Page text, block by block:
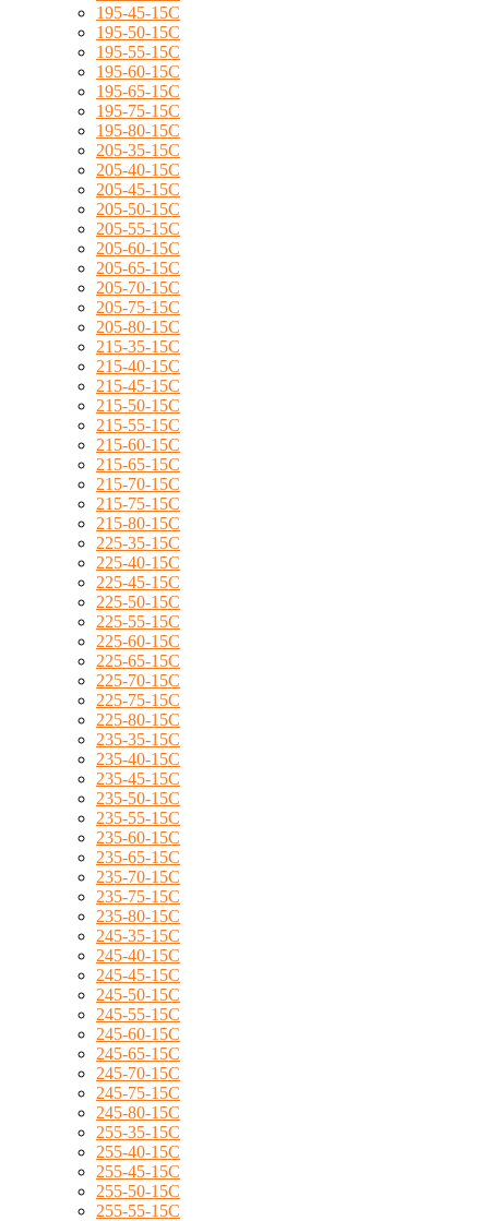
195-45-15C
195-50-15C
195-55-15C
195-60-15C
195-65-15C
195-75-15C
195-80-15C
205-35-15C
205-40-15C
205-45-15C
205-50-15C
205-55-15C
205-60-15C
205-65-15C
205-70-15C
205-75-15C
205-80-15C
215-35-15C
215-40-15C
215-45-15C
215-50-15C
215-55-15C
215-60-15C
215-65-15C
215-70-15C
215-75-15C
215-80-15C
225-35-15C
225-40-15C
225-45-15C
225-50-15C
225-55-15C
225-60-15C
225-65-15C
225-70-15C
225-75-15C
225-80-15C
235-35-15C
235-40-15C
235-45-15C
235-50-15C
235-55-15C
235-60-15C
235-65-15C
235-70-15C
235-75-15C
235-80-15C
245-35-15C
245-40-15C
245-45-15C
245-50-15C
245-55-15C
245-60-15C
245-65-15C
245-70-15C
245-75-15C
245-80-15C
255-35-15C
255-40-15C
255-45-15C
255-50-15C
255-55-15C